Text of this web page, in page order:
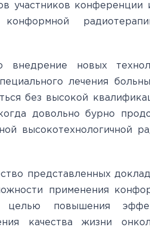
участников конференции
внедрение новых
лечения
без высокой
довольно бурно
высокотехнологичной
представленных
применения
повышения
качества жизни